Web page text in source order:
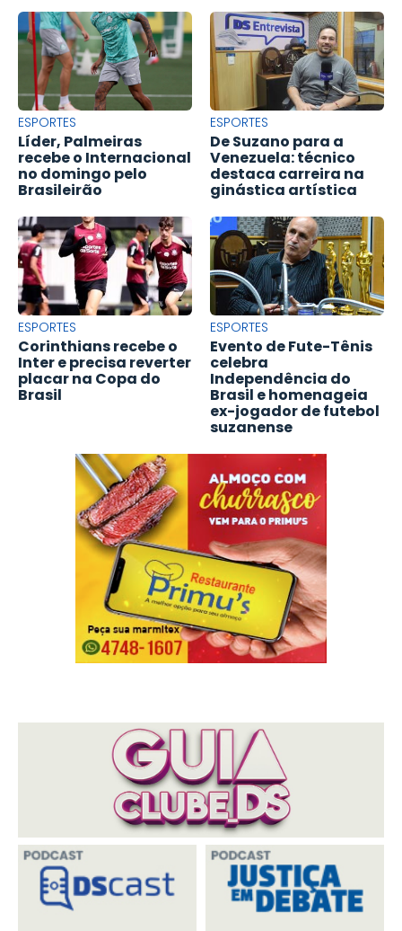
ESPORTES
Líder, Palmeiras
recebe o Internacional
no domingo pelo
Brasileirão
ESPORTES
De Suzano para a
Venezuela: técnico
destaca carreira na
ginástica artística
ESPORTES
Corinthians recebe o
Inter e precisa reverter
placar na Copa do
Brasil
ESPORTES
Evento de Fute-Tênis
celebra
Independência do
Brasil e homenageia
ex-jogador de futebol
suzanense